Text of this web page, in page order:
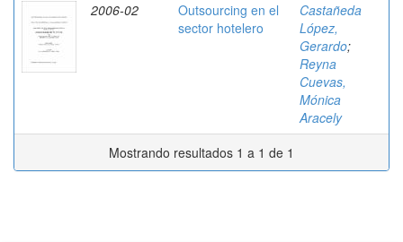
2006-02
Outsourcing en el
sector hotelero
Castañeda
López,
Gerardo;
Reyna
Cuevas,
Mónica
Aracely
Mostrando resultados 1 a 1 de 1